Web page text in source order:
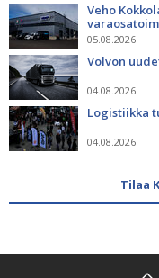
Veho
05.08.2026
Volvon
04.08.2026
Logistiikka
04.08.2026
Tilaa